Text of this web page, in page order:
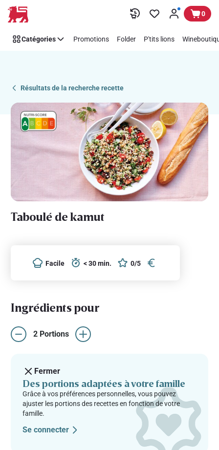
Passer
Recipe
Details
0
Catégories Promotions Folder P'tits lions
Résultats de la recherche recette
Taboulé de kamut
Facile < 30 min. 0/5
Ingrédients pour
2 Portions
Fermer
Des portions adaptées à votre famille
Grâce à vos préférences personnelles, vous pouvez
ajuster les portions des recettes en fonction de votre
famille.
Se connecter